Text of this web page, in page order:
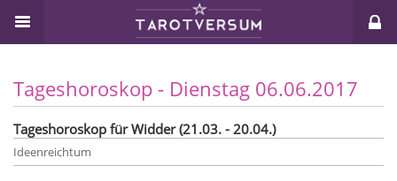
Tageshoroskop - Dienstag 06.06.2017
Tageshoroskop für Widder (21.03. - 20.04.)
Ideenreichtum